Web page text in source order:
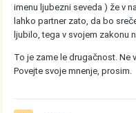
imenu ljubezni seveda ) že v
lahko partner zato, da bo
ljubilo, tega v svojem zakonu
To je zame le drugačnost. Ne
Povejte svoje mnenje, prosim.